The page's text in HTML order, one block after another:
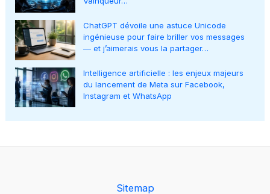
ChatGPT dévoile une astuce Unicode
ingénieuse pour faire briller vos messages
— et j’aimerais vous la partager…
Intelligence artificielle : les enjeux majeurs
du lancement de Meta sur Facebook,
Instagram et WhatsApp
Sitemap